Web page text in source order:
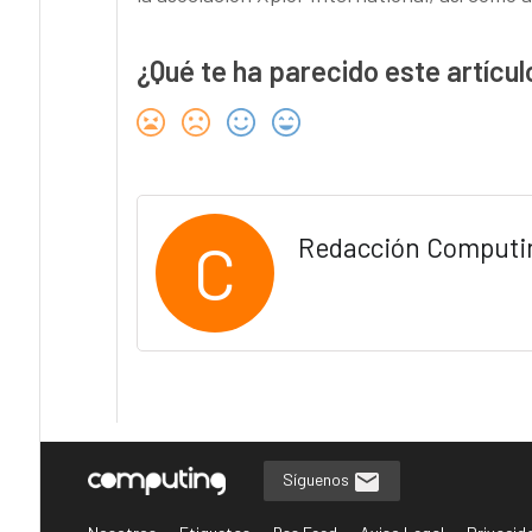
¿Qué te ha parecido este
C Redacción
Síguenos